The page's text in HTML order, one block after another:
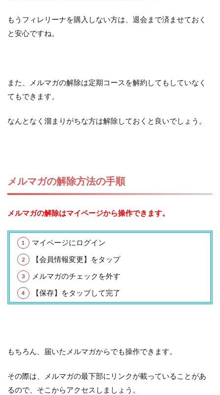
もうフィレリーナを購入しない方は、退会まで済ませておく
と安心ですね。
また、メルマガの解除は定期コースを解約してもしていなく
てもできます。
なんとなく溜まりがちな方は解除しておくと良いでしょう。
メルマガの解除方法の手順
メルマガの解除はマイページから操作できます。
マイページにログイン
【会員情報変更】をタップ
メルマガのチェックを外す
【保存】をタップして完了
もちろん、届いたメルマガからでも操作できます。
その際は、メルマガの最下部にリンクが載っていることがあ
るので、そこからアクセスしましょう。